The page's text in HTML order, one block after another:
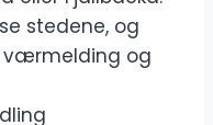
stedene, og
værmelding og